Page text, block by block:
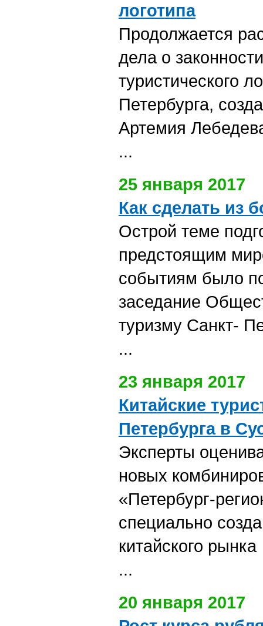
логотипа
Продолжается
дела о
туристического
Петербурга,
Артемия
...
25 января 2017
Как сделать из
Острой теме
предстоящим
событиям было
заседание
туризму Санкт-
...
23 января 2017
Китайские
Петербурга в
Эксперты
новых
«Петербург-
специально
китайского рынка
...
20 января 2017